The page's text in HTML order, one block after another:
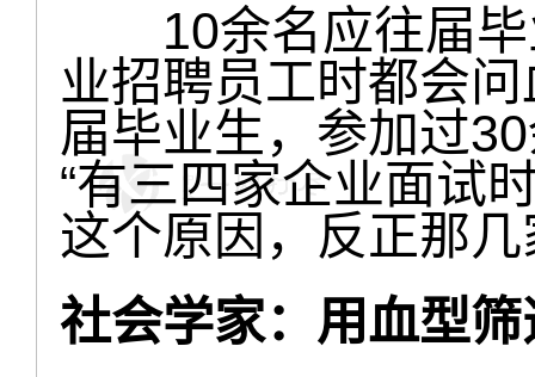
10余名应往届毕
业招聘员工时都会
届毕业生，参加过
“有三四家企业面试
这个原因，反正那
社会学家：用血型